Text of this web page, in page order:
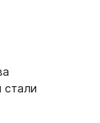
стали